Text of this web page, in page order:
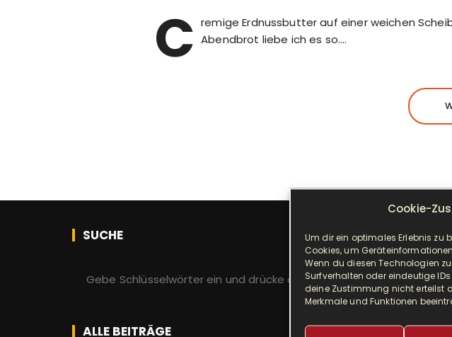
Cookie-
Um dir ein optimales Erlebnis zu
Cookies, um
Wenn du diesen Technologien
Surfverhalten oder eindeutige
deine Zustimmung nicht erteilst
Merkmale und Funktionen
C remige Erdnussbutter auf einer weichen
Abendbrot liebe ich es so….
SUCHE
h ALLE BEITRÄGE
NEUESTE